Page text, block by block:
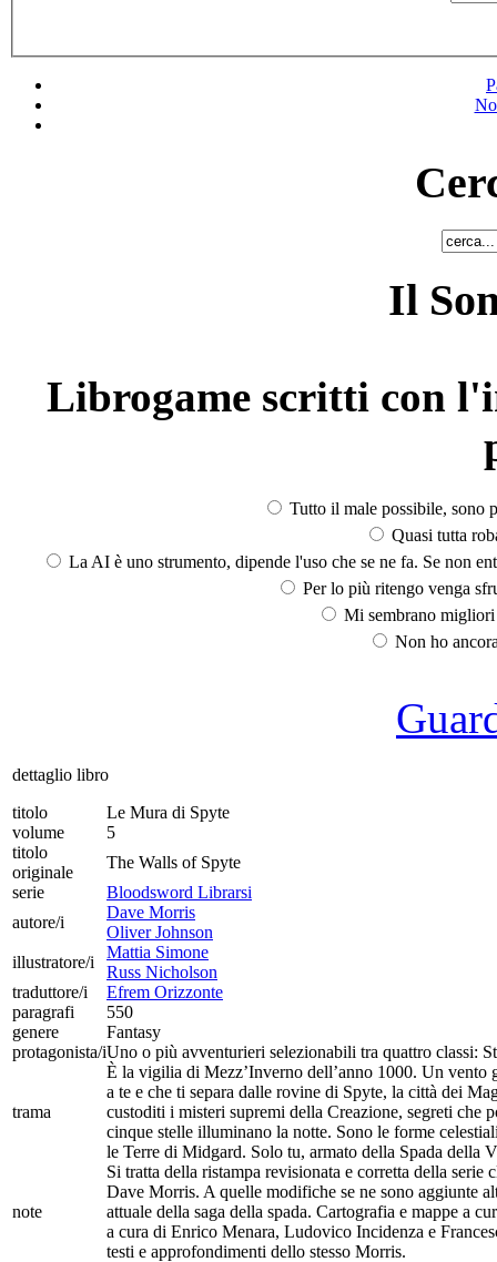
Il
Librogame scritti con
Tutto il male possibile, sono
Quasi tutta
La AI è uno strumento, dipende l'uso che se ne fa. Se non
Per lo più ritengo venga
Mi sembrano
Non ho
dettaglio libro
titolo
Le Mura di Spyte
volume
5
titolo
originale
The Walls of Spyte
serie
Bloodsword Librarsi
autore/i
Dave Morris
Oliver Johnson
illustratore/i
Mattia Simone
Russ Nicholson
traduttore/i
Efrem Orizzonte
paragrafi
550
genere
Fantasy
protagonista/iUno o più avventurieri selezionabili tra quattro classi:
trama
È la vigilia di Mezz’Inverno dell’anno 1000. Un vento
a te e che ti separa dalle rovine di Spyte, la città dei
custoditi i misteri supremi della Creazione, segreti che
cinque stelle illuminano la notte. Sono le forme
le Terre di Midgard. Solo tu, armato della Spada della
note
Si tratta della ristampa revisionata e corretta della
Dave Morris. A quelle modifiche se ne sono aggiunte
attuale della saga della spada. Cartografia e mappe a
a cura di Enrico Menara, Ludovico Incidenza e
testi e approfondimenti dello stesso Morris.